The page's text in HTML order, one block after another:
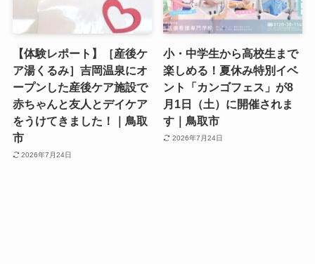
【体験レポート】［産後ケ
ア湯くるみ］吉岡温泉にオ
ープンした産後ケア施設で
赤ちゃんと友人とデイケア
をうけてきました！｜鳥取
市
2026年7月24日
小・中学生から高校生まで
楽しめる！夏休み特別イベ
ント「カンゴフェス」が8
月1日（土）に開催されま
す｜鳥取市
2026年7月24日